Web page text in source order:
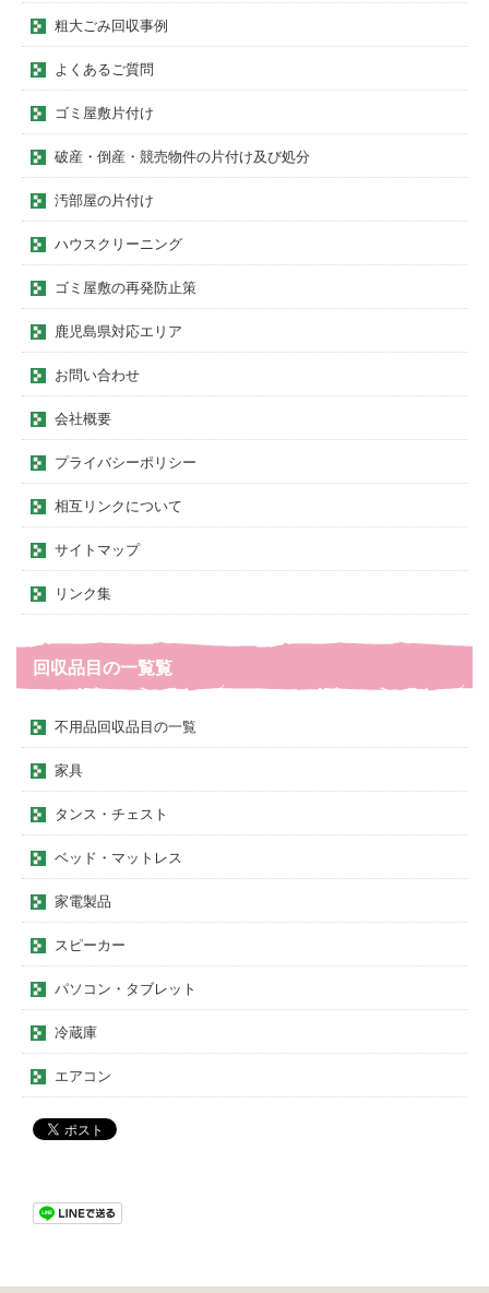
粗大ごみ回収事例
よくあるご質問
ゴミ屋敷片付け
破産・倒産・競売物件の片付け及び処分
汚部屋の片付け
ハウスクリーニング
ゴミ屋敷の再発防止策
鹿児島県対応エリア
お問い合わせ
会社概要
プライバシーポリシー
相互リンクについて
サイトマップ
リンク集
回収品目の一覧覧
不用品回収品目の一覧
家具
タンス・チェスト
ベッド・マットレス
家電製品
スピーカー
パソコン・タブレット
冷蔵庫
エアコン